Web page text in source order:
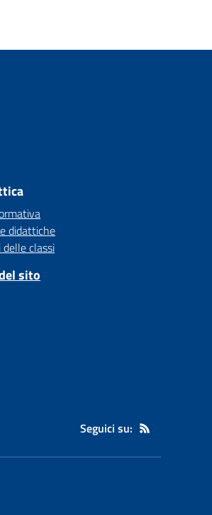
didattiche
classi
sito
Seguici su: